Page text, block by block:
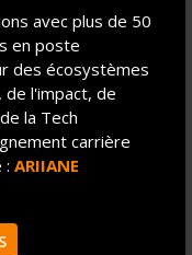
avec plus de 50
en poste
des écosystèmes
de l'impact, de
la Tech
carrière
: ARIIANE
... dans
à l'écrit.